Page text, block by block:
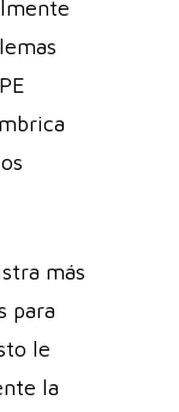
más
para
le
la